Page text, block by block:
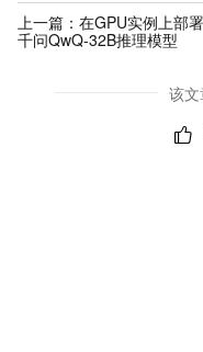
上一篇： 在GPU实例上部署
千问QwQ-32B推理模型
该文